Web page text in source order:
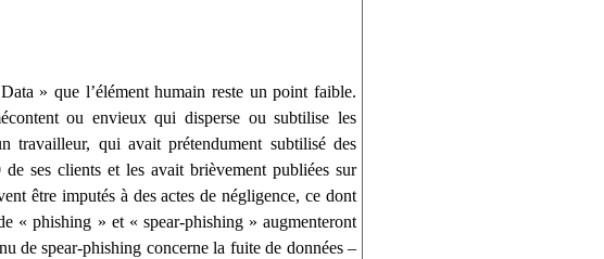
» que l’élément humain reste un point faible.
ou envieux qui disperse ou subtilise les
travailleur, qui avait prétendument subtilisé des
ses clients et les avait brièvement publiées sur
être imputés à des actes de négligence, ce dont
« phishing » et « spear-phishing » augmenteront
de spear-phishing concerne la fuite de données –